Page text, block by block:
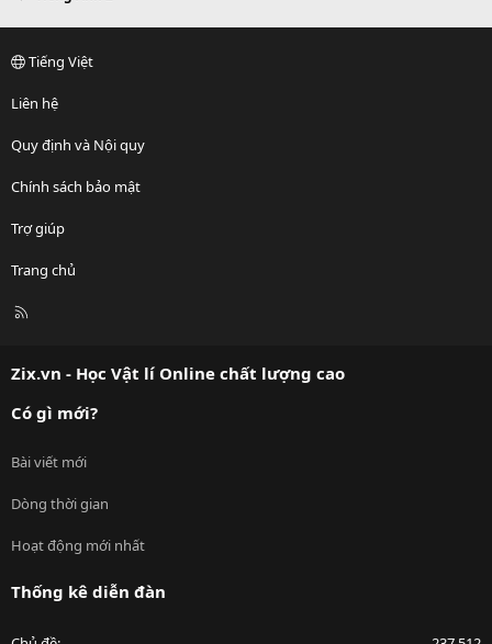
Tiếng Việt
Liên hệ
Quy định và Nội quy
Chính sách bảo mật
Trợ giúp
Trang chủ
R
Zix.vn - Học Vật lí Online chất lượng cao
Có gì mới?
Bài viết mới
Dòng thời gian
Hoạt động mới nhất
Thống kê diễn đàn